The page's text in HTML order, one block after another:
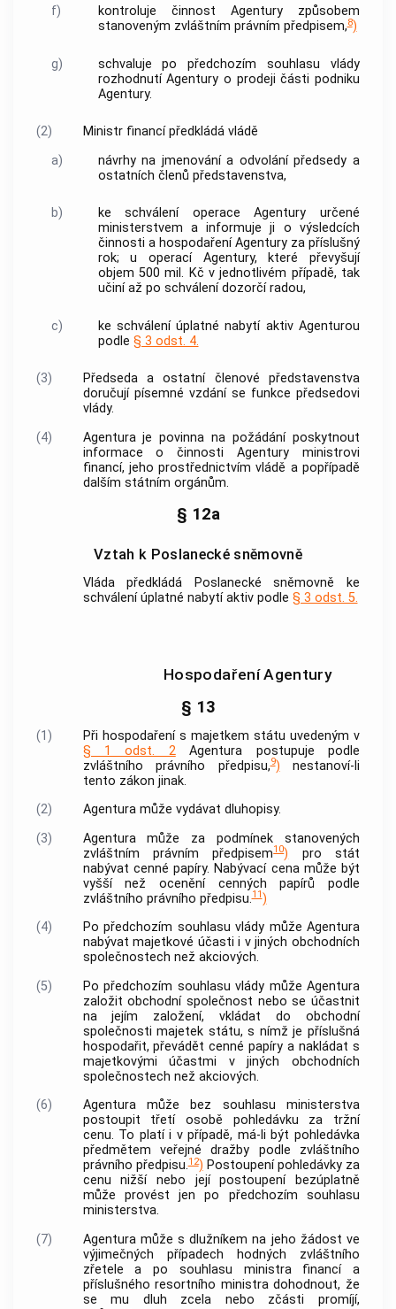
f) kontroluje činnost Agenturyzpůsobem
stanoveným zvláštním právním předpisem,8)
g)
schvaluje po předchozím souhlasu vlády
rozhodnutíAgentury o prodeji části podniku
Agentury.
(2)
Ministr financí předkládá vládě
a)
návrhy na jmenování a odvolání předsedy a
ostatních členů představenstva,
b) ke schválení operaceAgentury určené
ministerstvem a informuje ji o výsledcích
činnosti a hospodařeníAgenturyza příslušný
rok; u operací Agentury, které převyšují
objem 500 mil. Kč v jednotlivém případě, tak
učiní až po schválenídozorčí radou,
c) ke schválení úplatné nabytí aktiv Agenturou
podle § 3 odst. 4.
(3)
Předseda a ostatní členové představenstva
doručují písemné vzdání se funkce předsedovi
vlády.
(4)
Agenturaje povinna na požádání poskytnout
informace o činnostiAgentury ministrovi
financí, jeho prostřednictvím vládě a popřípadě
dalším státním orgánům.
§ 12a
Vztah k Poslanecké sněmovně
Vláda předkládá Poslanecké sněmovně ke
schválení úplatné nabytí aktiv podle § 3 odst. 5.
Hospodaření Agentury
§ 13
(1)
Při hospodaření s majetkem státu uvedeným v
§ 1 odst. 2
Agentura postupuje podle
zvláštního právního předpisu,9) nestanoví-li
tento zákon jinak.
(2)
Agenturamůže vydávat dluhopisy.
(3)
Agenturamůže za podmínek stanovených
zvláštním právním předpisem10) pro stát
nabývat cenné papíry. Nabývací cena může být
vyšší než ocenění cenných papírů podle
zvláštního právního předpisu.11)
(4)
Po předchozím souhlasu vlády může Agentura
nabývat majetkové účasti i v jiných obchodních
společnostech než akciových.
(5)
Po předchozím souhlasu vlády může Agentura
založit obchodní společnost nebo se účastnit
na jejím založení, vkládat do obchodní
společnosti majetek státu, s nímž je příslušná
hospodařit, převádětcenné papíry a nakládat s
majetkovými účastmi v jiných obchodních
společnostech než akciových.
(6)
Agenturamůže bez souhlasu ministerstva
postoupit třetí osobě pohledávku za tržní
cenu. To platí i v případě, má-li být pohledávka
předmětem veřejné dražby podle zvláštního
právního předpisu.12) Postoupení pohledávky za
cenu nižší nebo její postoupení bezúplatně
může provést jen po předchozím souhlasu
ministerstva.
(7)
Agenturamůže s dlužníkem na jeho žádost ve
výjimečných případech hodných zvláštního
zřetele a po souhlasu ministra financí a
příslušného resortního ministra dohodnout, že
se mu dluh zcela nebo zčásti promíjí,